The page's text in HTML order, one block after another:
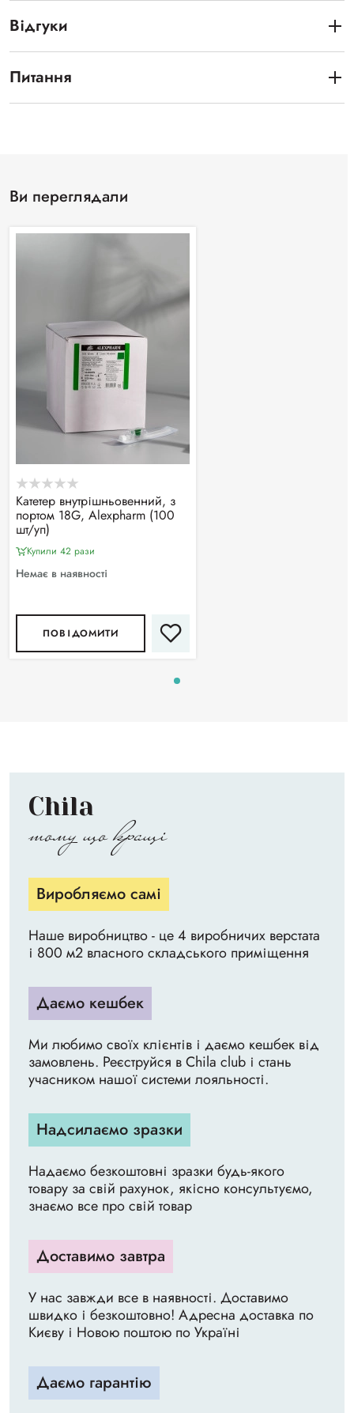
Відгуки
Питання
Ви переглядали
Катетер внутрішньовенний, з
портом 18G, Alexpharm (100
шт/уп)
Купили 42 рази
Немає в наявності
ПОВІДОМИТИ
Chila
тому що кращі
Виробляємо самі
Наше виробництво - це 4 виробничих верстата
і 800 м2 власного складського приміщення
Даємо кешбек
Ми любимо своїх клієнтів і даємо кешбек від
замовлень. Реєструйся в Chila club і стань
учасником нашої системи лояльності.
Надсилаємо зразки
Надаємо безкоштовні зразки будь-якого
товару за свій рахунок, якісно консультуємо,
знаємо все про свій товар
Доставимо завтра
У нас завжди все в наявності. Доставимо
швидко і безкоштовно! Адресна доставка по
Києву і Новою поштою по Україні
Даємо гарантію